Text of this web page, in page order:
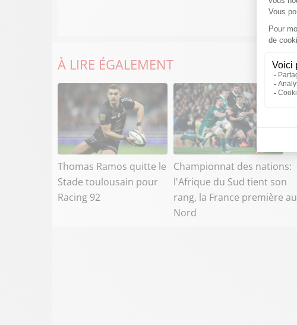
À LIRE ÉGALEMENT
Thomas Ramos quitte le
Stade toulousain pour
Racing 92
Championnat des nations:
l'Afrique du Sud tient son
rang, la France première au
Nord